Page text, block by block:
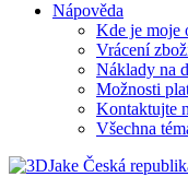
Nápověda
Kde je moje
Vrácení
Náklady na
Možnosti
Kontaktujte
Všechna